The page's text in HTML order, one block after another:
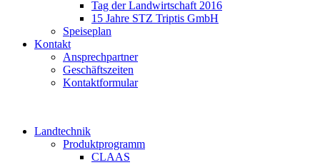
Tag der Landwirtschaft 2016
15 Jahre STZ Triptis GmbH
Speiseplan
Kontakt
Ansprechpartner
Geschäftszeiten
Kontaktformular
Landtechnik
Produktprogramm
CLAAS